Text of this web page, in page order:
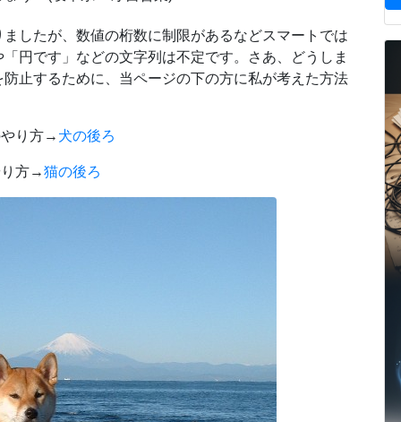
したが、数値の桁数に制限があるなどスマートでは
円です」などの文字列は不定です。さあ、どうしま
止するために、当ページの下の方に私が考えた方法
やり方→ 犬の後ろ
り方→猫の後ろ